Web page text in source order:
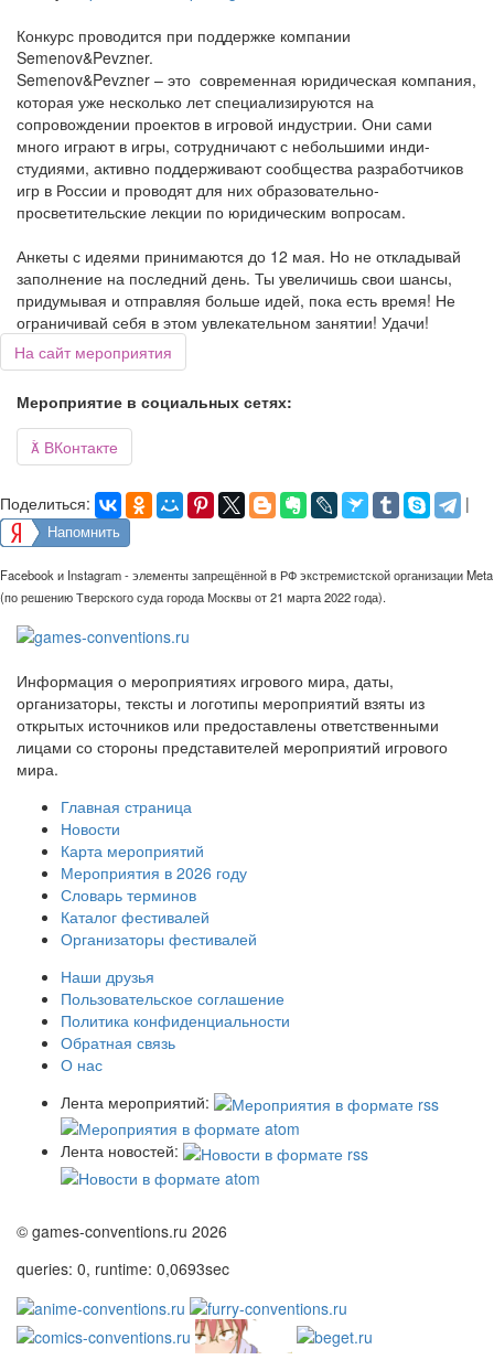
Конкурс проводится при поддержке компании
Semenov&Pevzner.
Semenov&Pevzner – это современная юридическая компания,
которая уже несколько лет специализируются на
сопровождении проектов в игровой индустрии. Они сами
много играют в игры, сотрудничают с небольшими инди-
студиями, активно поддерживают сообщества разработчиков
игр в России и проводят для них образовательно-
просветительские лекции по юридическим вопросам.
Анкеты с идеями принимаются до 12 мая. Но не откладывай
заполнение на последний день. Ты увеличишь свои шансы,
придумывая и отправляя больше идей, пока есть время! Не
ограничивай себя в этом увлекательном занятии! Удачи!
На сайт мероприятия
Мероприятие в социальных сетях:
 ВКонтакте
Поделиться: |
Напомнить
Facebook и Instagram - элементы запрещённой в РФ экстремистской организации Meta
(по решению Тверского суда города Москвы от 21 марта 2022 года).
Информация о мероприятиях игрового мира, даты,
организаторы, тексты и логотипы мероприятий взяты из
открытых источников или предоставлены ответственными
лицами со стороны представителей мероприятий игрового
мира.
Главная страница
Новости
Карта мероприятий
Мероприятия в 2026 году
Словарь терминов
Каталог фестивалей
Организаторы фестивалей
Наши друзья
Пользовательское соглашение
Политика конфиденциальности
Обратная связь
О нас
Лента мероприятий:
Лента новостей:
© games-conventions.ru 2026
queries: 0, runtime: 0,0693sec